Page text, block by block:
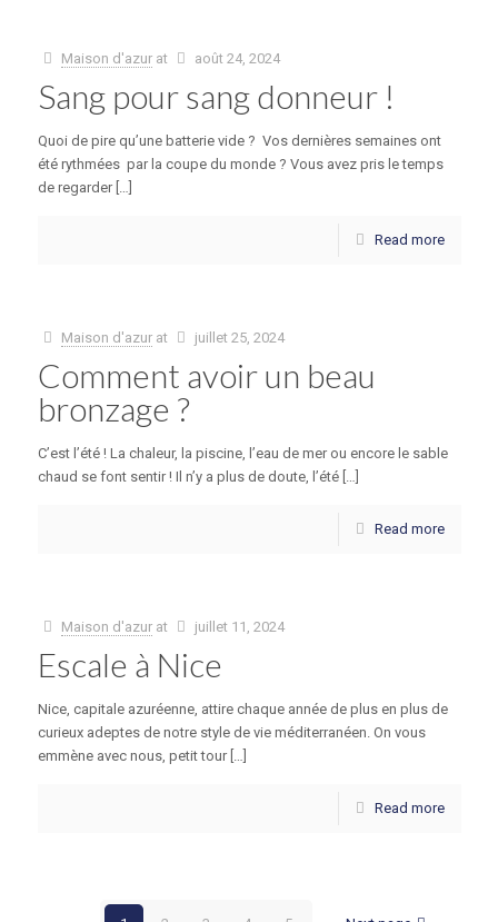
Maison d'azur at août 24, 2024
Sang pour sang donneur !
Quoi de pire qu’une batterie vide ? Vos dernières semaines ont
été rythmées par la coupe du monde ? Vous avez pris le temps
de regarder […]
Read more
Maison d'azur at juillet 25, 2024
Comment avoir un beau
bronzage ?
C’est l’été ! La chaleur, la piscine, l’eau de mer ou encore le sable
chaud se font sentir ! Il n’y a plus de doute, l’été […]
Read more
Maison d'azur at juillet 11, 2024
Escale à Nice
Nice, capitale azuréenne, attire chaque année de plus en plus de
curieux adeptes de notre style de vie méditerranéen. On vous
emmène avec nous, petit tour […]
Read more